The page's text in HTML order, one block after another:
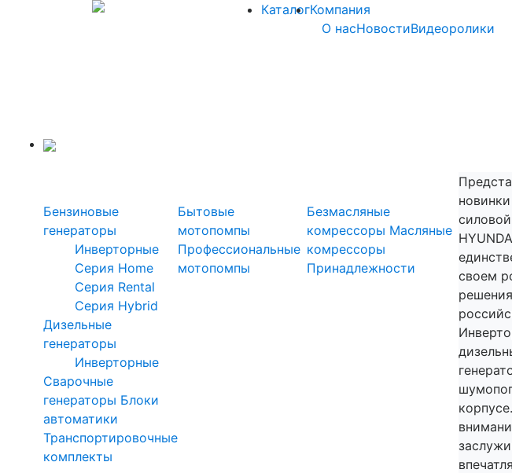
КаталогКомпания
О насНовостиВидеоролики
Бензиновые
генераторы
Инверторные
Серия Home
Серия Rental
Серия Hybrid
Дизельные
генераторы
Инверторные
Сварочные
генераторы Блоки
автоматики
Транспортировочные
комплекты
Бытовые
мотопомпы
Профессиональные
мотопомпы
Безмасляные
комрессоры Масляные
комрессоры
Принадлежности
своем